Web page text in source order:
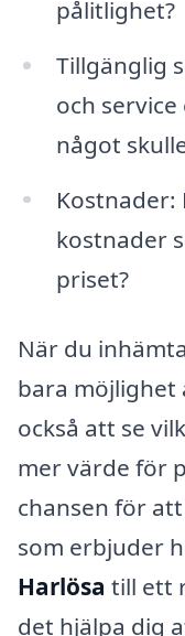
pålitlighet?
Tillgänglig
och
något
Kostnader:
kostnader
priset?
När du
bara möjlighet
också att se
mer värde för
chansen för
som erbjuder
Harlösa till ett
det hjälpa dig